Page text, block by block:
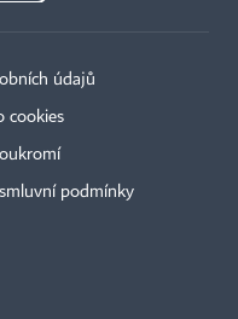
údajů
cookies
podmínky